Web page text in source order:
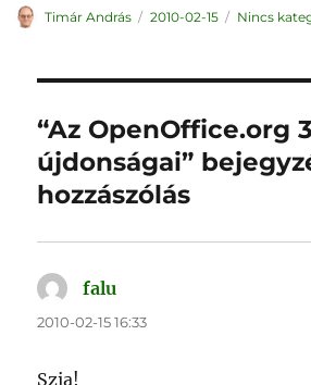
Szerző
Timár András Közzétéve
2010-02-15 Kategória
Nincs
“Az OpenOffice.org
újdonságai”
hozzászólás
falu
2010-02-15 16:33
Szia!